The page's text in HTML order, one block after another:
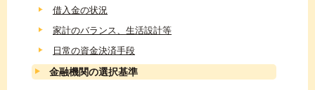
借入金の状況
家計のバランス、生活設計等
日常の資金決済手段
金融機関の選択基準